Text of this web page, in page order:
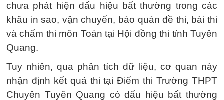
chưa phát hiện dấu hiệu bất thường trong các
khâu in sao, vận chuyển, bảo quản đề thi, bài thi
và chấm thi môn Toán tại Hội đồng thi tỉnh Tuyên
Quang.
Tuy nhiên, qua phân tích dữ liệu, cơ quan này
nhận định kết quả thi tại Điểm thi Trường THPT
Chuyên Tuyên Quang có dấu hiệu bất thường